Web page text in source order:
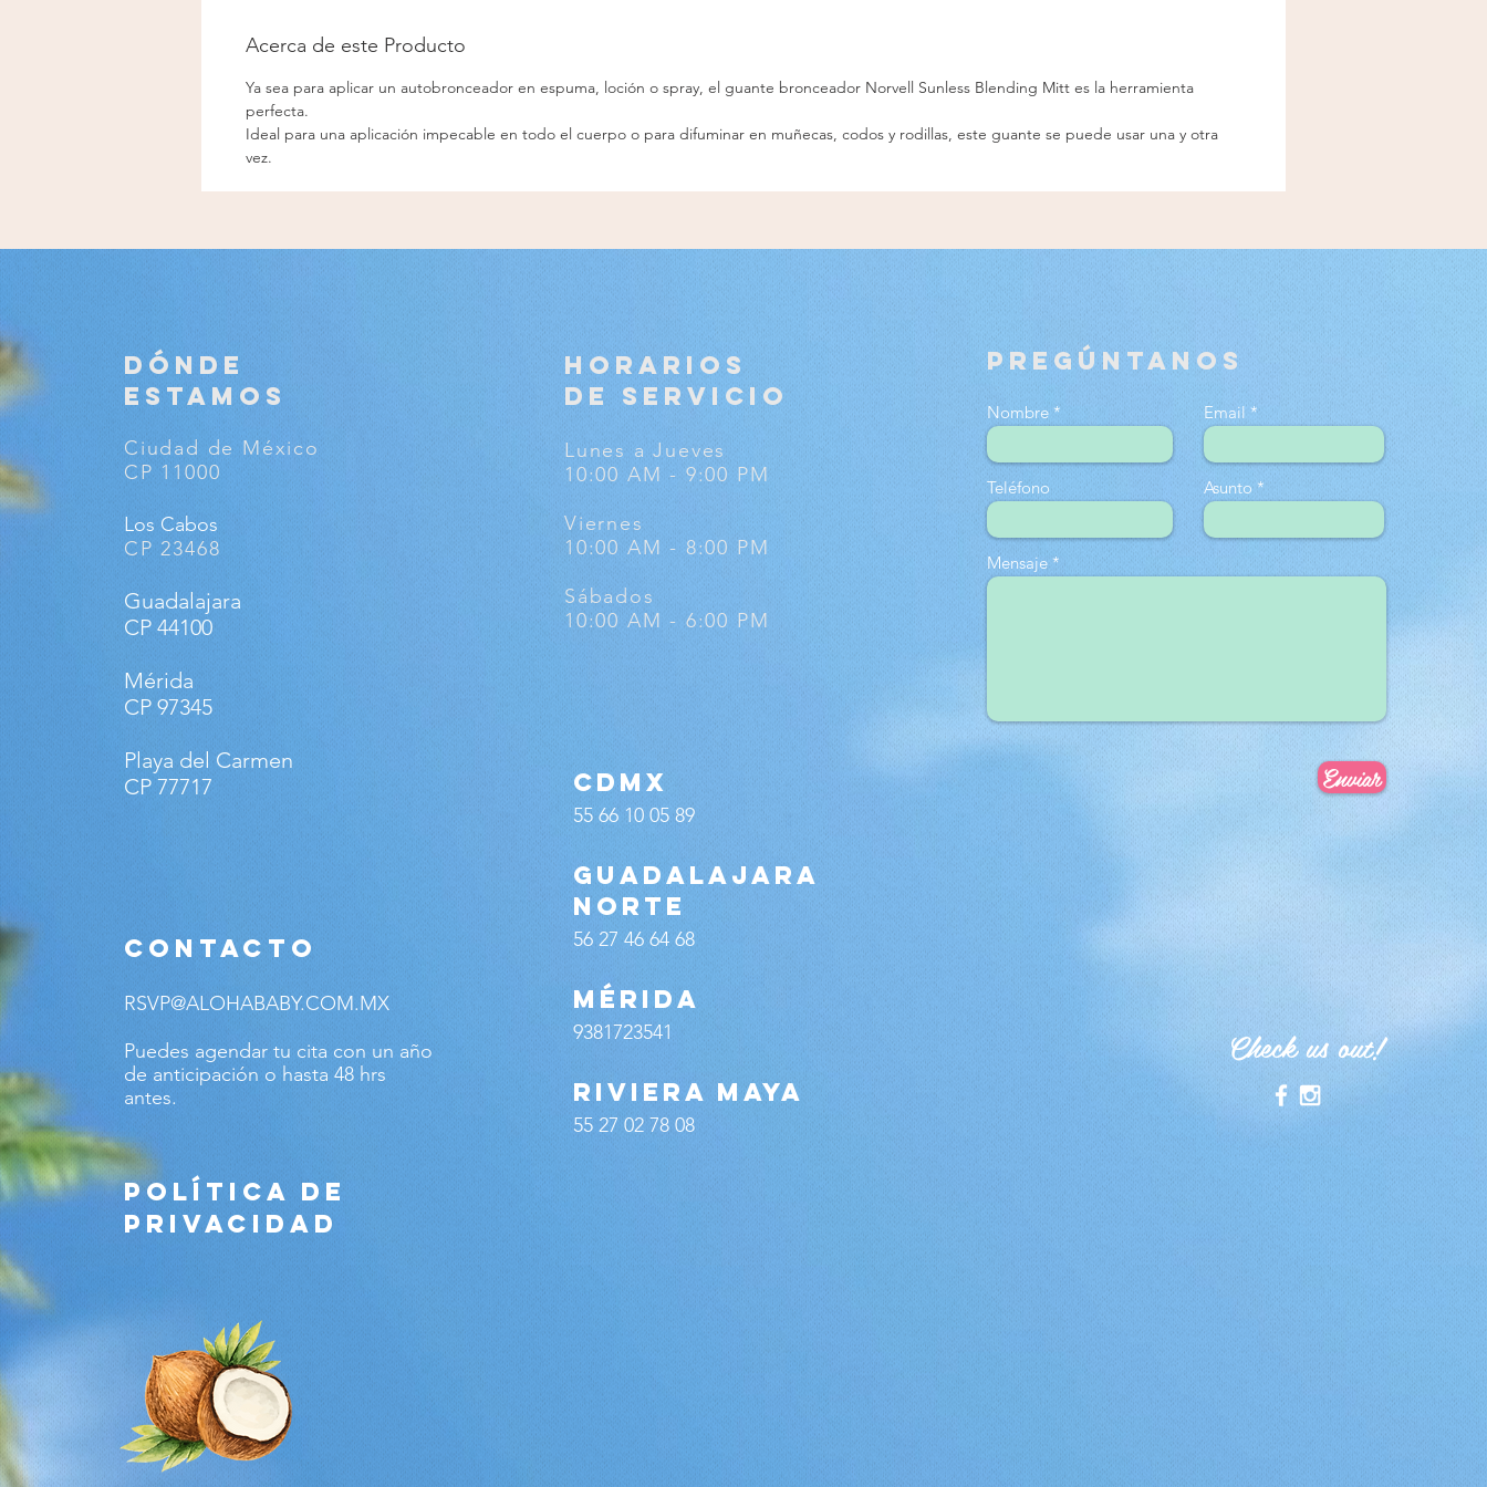
suave. Dejar secar al aire. No
uses secadora, plancha ni agua
demasiado caliente. No
Acerca de este Producto
Ya sea para aplicar un autobronceador en espuma, loción o spray, el guante bronceador Norvell Sunless Blending Mitt es la herramienta
perfecta.
Ideal para una aplicación impecable en todo el cuerpo o para difuminar en muñecas, codos y rodillas, este guante se puede usar una y otra
vez.
​DÓNDE
ESTAMOS
Ciudad de México
CP 11000
Los Cabos
CP 23468
Guadalajara
CP 44100
Mérida
CP 97345
Playa del Carmen
CP 77717
CONTACTO
RSVP@ALOHABABY.COM.MX
Puedes agendar tu cita con un año
de anticipación o hasta 48 hrs
antes.
HORARIOS
DE SERVICIO
Lunes a Jueves
10:00 AM - 9:00 PM
Viernes
10:00 AM - 8:00 PM
Sábados
10:00 AM - 6:00 PM
CDMX
55 66 10 05 89
guadalajara
norte
56 27 46 64 68
MÉRIDA
9381723541
RIVIERA MAYA
55 27 02 78 08
PREGÚNTANOS
Nombre
Teléfono
Email
Asunto
Mensaje
Enviar
Check us out!
POLÍTICA DE
PRIVACIDAD